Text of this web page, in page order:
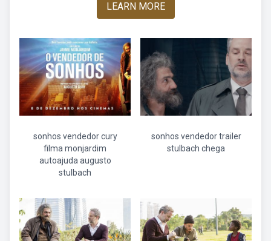
LEARN MORE
sonhos vendedor cury
filma monjardim
autoajuda augusto
stulbach
sonhos vendedor trailer
stulbach chega